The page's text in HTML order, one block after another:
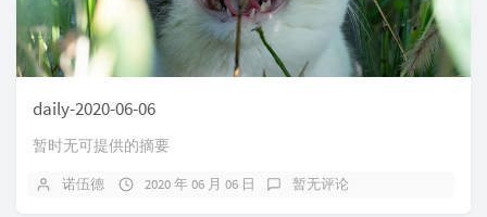
daily-2020-06-06
暂时无可提供的摘要
诺伍德 2020 年 06 月 06 日 暂无评论